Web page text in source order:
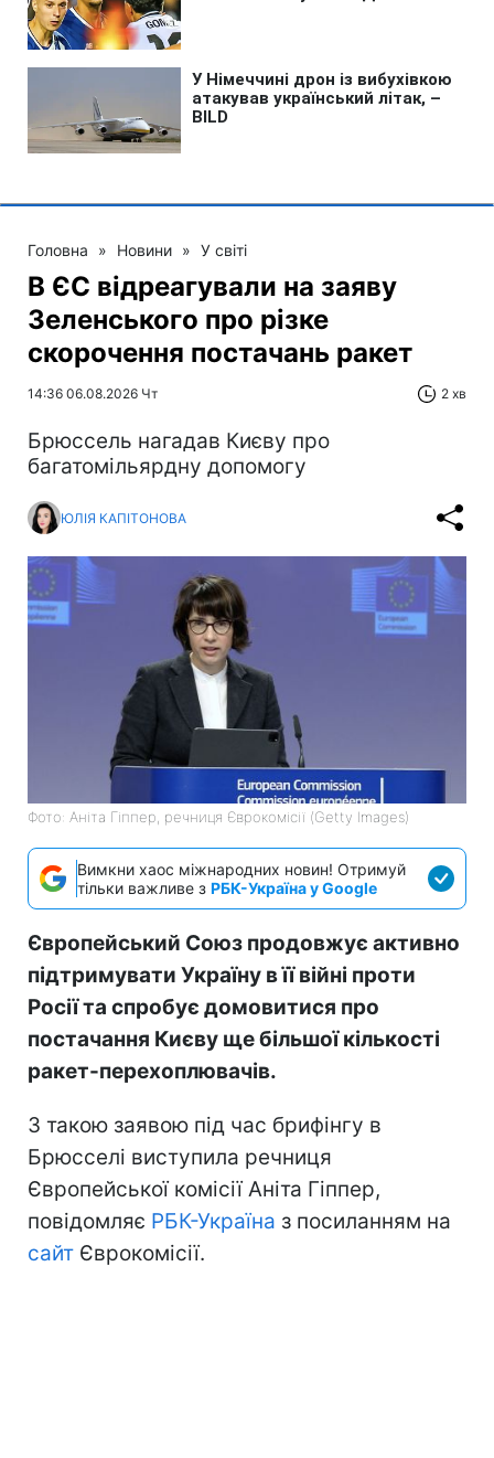
Головна » Новини » У світі
В ЄС відреагували на заяву
Зеленського про різке
скорочення постачань ракет
14:36 06.08.2026 Чт 2 хв
Брюссель нагадав Києву про
багатомільярдну допомогу
ЮЛІЯ КАПІТОНОВА
Фото: Аніта Гіппер, речниця Єврокомісії (Getty Images)
Вимкни хаос міжнародних новин! Отримуй
тільки важливе з РБК-Україна у Google
Європейський Союз продовжує активно
підтримувати Україну в її війні проти
Росії та спробує домовитися про
постачання Києву ще більшої кількості
ракет-перехоплювачів.
З такою заявою під час брифінгу в
Брюсселі виступила речниця
Європейської комісії Аніта Гіппер,
повідомляє РБК-Україна з посиланням на
сайт Єврокомісії.